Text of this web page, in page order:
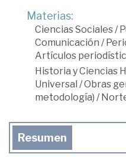
Materias:
Ciencias Sociales/
Comunicación /
Artículos
Historia y Ciencias
Universal /Obras
metodología) /
Resumen